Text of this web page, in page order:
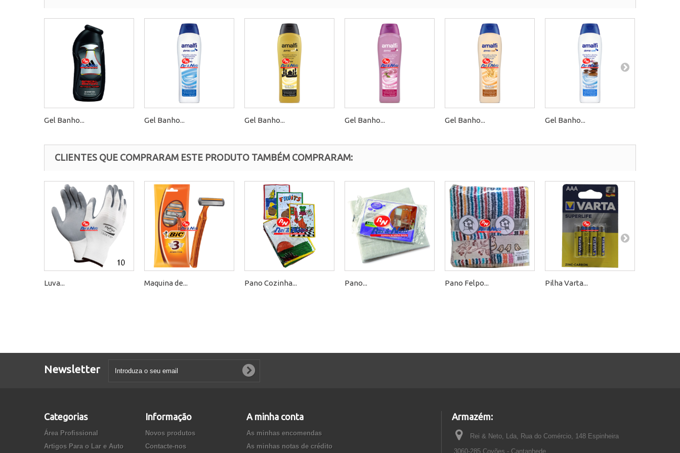
Gel Banho... Gel Banho... Gel Banho... Gel Banho... Gel Banho... Gel Banho...
CLIENTES QUE COMPRARAM ESTE PRODUTO TAMBÉM COMPRARAM:
Luva... Maquina de... Pano Cozinha... Pano... Pano Felpo... Pilha Varta...
Newsletter
Categorias
Área Profissional
Artigos Para o Lar e Auto
Informação
Novos produtos
Contacte-nos
A minha conta
As minhas encomendas
As minhas notas de crédito
Armazém:
Rei & Neto, Lda, Rua do Comércio, 148 Espinheira
3060-285 Covões - Cantanhede